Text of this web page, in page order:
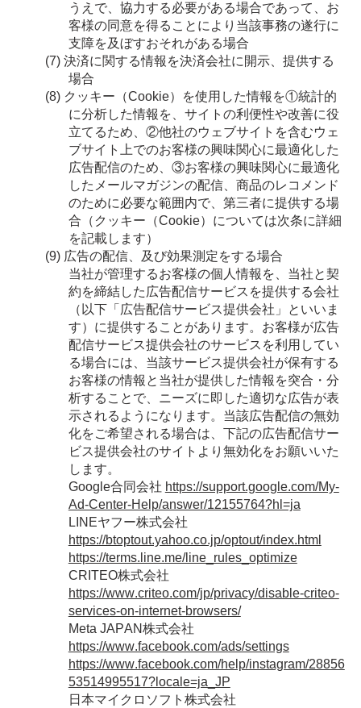
うえで、協力する必要がある場合であって、お
客様の同意を得ることにより当該事務の遂行に
支障を及ぼすおそれがある場合
決済に関する情報を決済会社に開示、提供する
場合
クッキー（Cookie）を使用した情報を①統計的
に分析した情報を、サイトの利便性や改善に役
立てるため、②他社のウェブサイトを含むウェ
ブサイト上でのお客様の興味関心に最適化した
広告配信のため、③お客様の興味関心に最適化
したメールマガジンの配信、商品のレコメンド
のために必要な範囲内で、第三者に提供する場
合（クッキー（Cookie）については次条に詳細
を記載します）
広告の配信、及び効果測定をする場合
当社が管理するお客様の個人情報を、当社と契
約を締結した広告配信サービスを提供する会社
（以下「広告配信サービス提供会社」といいま
す）に提供することがあります。お客様が広告
配信サービス提供会社のサービスを利用してい
る場合には、当該サービス提供会社が保有する
お客様の情報と当社が提供した情報を突合・分
析することで、ニーズに即した適切な広告が表
示されるようになります。当該広告配信の無効
化をご希望される場合は、下記の広告配信サー
ビス提供会社のサイトより無効化をお願いいた
します。
Google合同会社 https://support.google.com/My-
Ad-Center-Help/answer/12155764?hl=ja
LINEヤフー株式会社
https://btoptout.yahoo.co.jp/optout/index.html
https://terms.line.me/line_rules_optimize
CRITEO株式会社
https://www.criteo.com/jp/privacy/disable-criteo-
services-on-internet-browsers/
Meta JAPAN株式会社
https://www.facebook.com/ads/settings
https://www.facebook.com/help/instagram/28856
53514995517?locale=ja_JP
日本マイクロソフト株式会社